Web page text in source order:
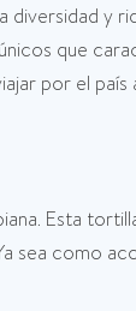
diversidad y
que
por el país
Esta
sea como